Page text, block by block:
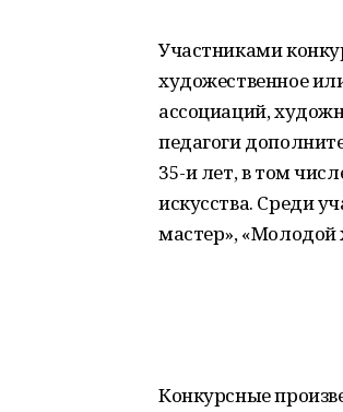
Участниками
художественное
ассоциаций,
педагоги
35-и лет, в том
искусства. Среди
мастер», «Молодой
Конкурсные